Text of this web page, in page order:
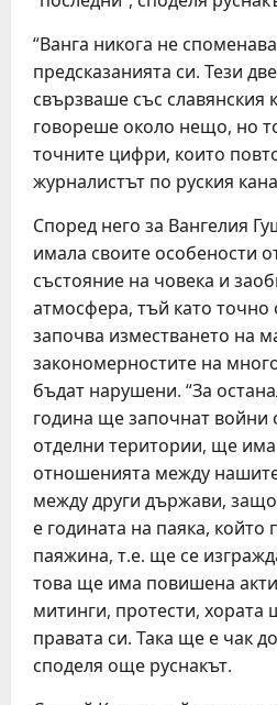
“Ванга никога не
предсказанията си. Тези
свързваше със славянския
говореше около нещо, но
точните цифри, които
журналистът по руския
Според него за Вангелия
имала своите особености
състояние на човека и
атмосфера, тъй като точно
започва изместването на
закономерностите на
бъдат нарушени. “За
година ще започнат войни
отделни територии, ще
отношенията между
между други държави,
е годината на паяка, който
паяжина, т.е. ще се
това ще има повишена
митинги, протести, хората
правата си. Така ще е чак
споделя още руснакът.